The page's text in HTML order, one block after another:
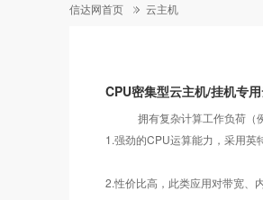
信达网首页 云主机
CPU密集型云主机/挂机专
拥有复杂计算工作负荷（例
1.强劲的CPU运算能力，采用英
2.性价比高，此类应用对带宽、